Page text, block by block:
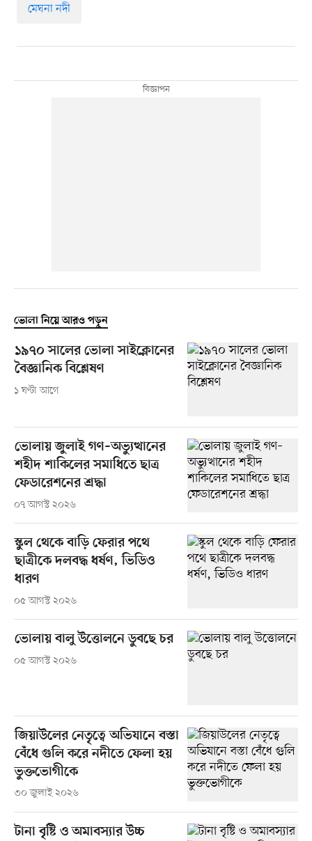
মেঘনা নদী
ভোলা নিয়ে আরও পড়ুন
১৯৭০ সালের ভোলা সাইক্লোনের
বৈজ্ঞানিক বিশ্লেষণ
১ ঘণ্টা আগে
ভোলায় জুলাই গণ–অভ্যুত্থানের
শহীদ শাকিলের সমাধিতে ছাত্র
ফেডারেশনের শ্রদ্ধা
০৭ আগস্ট ২০২৬
স্কুল থেকে বাড়ি ফেরার পথে
ছাত্রীকে দলবদ্ধ ধর্ষণ, ভিডিও
ধারণ
০৫ আগস্ট ২০২৬
ভোলায় বালু উত্তোলনে ডুবছে চর
০৫ আগস্ট ২০২৬
জিয়াউলের নেতৃত্বে অভিযানে বস্তা
বেঁধে গুলি করে নদীতে ফেলা হয়
ভুক্তভোগীকে
৩০ জুলাই ২০২৬
টানা বৃষ্টি ও অমাবস্যার উচ্চ